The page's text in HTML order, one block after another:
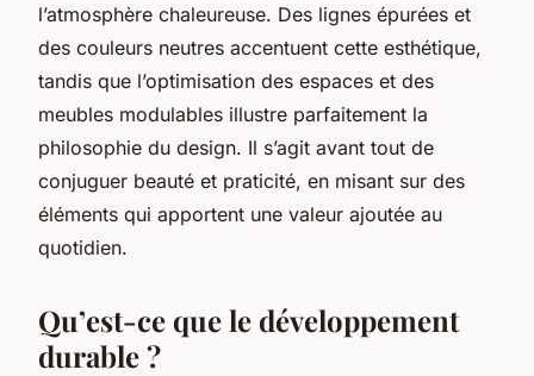
l’atmosphère chaleureuse. Des lignes épurées et
des couleurs neutres accentuent cette esthétique,
tandis que l’optimisation des espaces et des
meubles modulables illustre parfaitement la
philosophie du design. Il s’agit avant tout de
conjuguer beauté et praticité, en misant sur des
éléments qui apportent une valeur ajoutée au
quotidien.
Qu’est-ce que le développement
durable ?